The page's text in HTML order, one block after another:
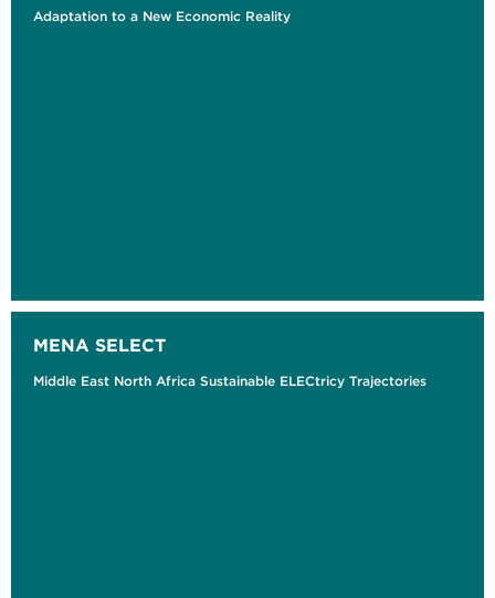
Adaptation to a New Economic Reality
MENA SELECT
Middle East North Africa Sustainable ELECtricy Trajectories